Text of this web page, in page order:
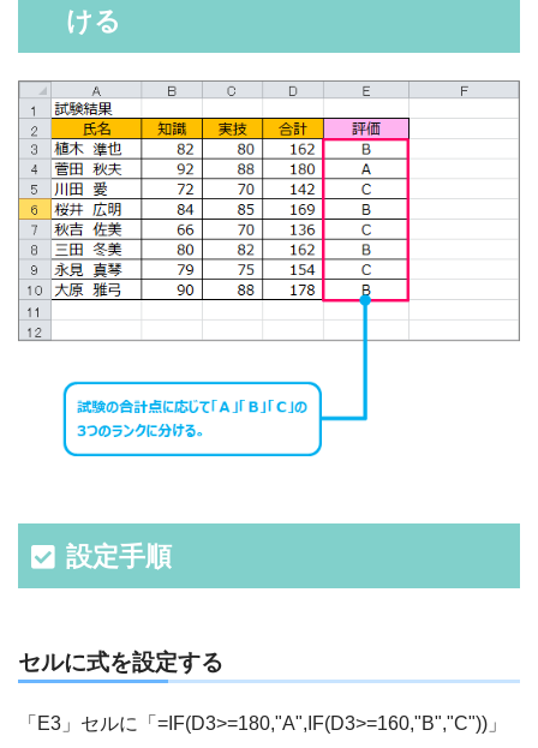
ける
設定手順
セルに式を設定する
「E3」セルに「=IF(D3>=180,"A",IF(D3>=160,"B","C"))」